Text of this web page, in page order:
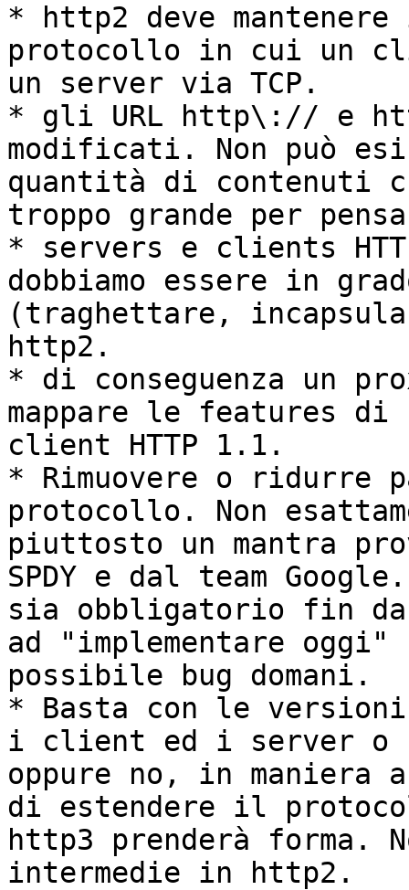
* http2 deve mantenere
protocollo in cui un
un server via TCP.
* gli URL http\:// e
modificati. Non può
quantità di contenuti
troppo grande per
* servers e clients
dobbiamo essere in
(traghettare,
http2.
* di conseguenza un
mappare le features di
client HTTP 1.1.
* Rimuovere o ridurre
protocollo. Non
piuttosto un mantra
SPDY e dal team
sia obbligatorio fin
ad "implementare oggi"
possibile bug domani.
* Basta con le
i client ed i server o
oppure no, in maniera
di estendere il
http3 prenderà forma.
intermedie in http2.